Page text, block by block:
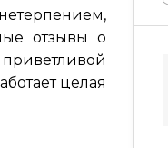
отзывы о
целая